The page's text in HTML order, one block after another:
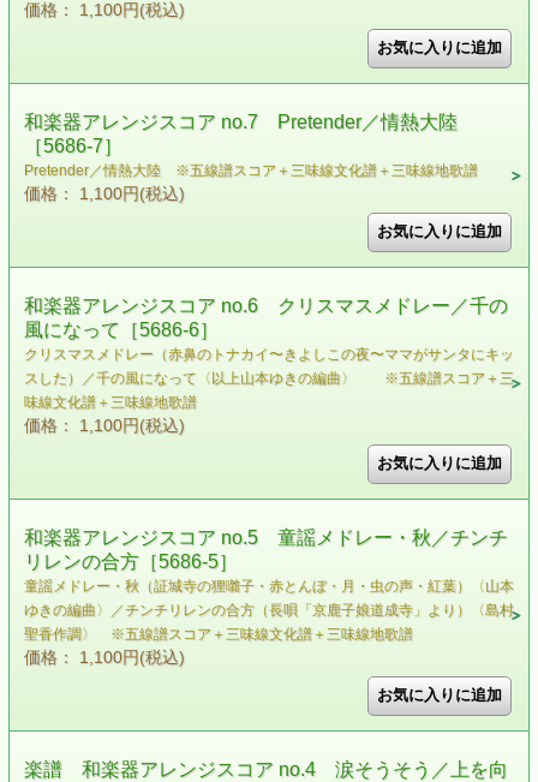
価格： 1,100円(税込)
和楽器アレンジスコア no.7 Pretender／情熱大陸
［5686-7］
Pretender／情熱大陸 ※五線譜スコア＋三味線文化譜＋三味線地歌譜
価格： 1,100円(税込)
和楽器アレンジスコア no.6 クリスマスメドレー／千の
風になって［5686-6］
クリスマスメドレー（赤鼻のトナカイ〜きよしこの夜〜ママがサンタにキッ
スした）／千の風になって〈以上山本ゆきの編曲〉 ※五線譜スコア＋三
味線文化譜＋三味線地歌譜
価格： 1,100円(税込)
和楽器アレンジスコア no.5 童謡メドレー・秋／チンチ
リレンの合方［5686-5］
童謡メドレー・秋（証城寺の狸囃子・赤とんぼ・月・虫の声・紅葉）〈山本
ゆきの編曲〉／チンチリレンの合方（長唄「京鹿子娘道成寺」より）〈島村
聖香作調〉 ※五線譜スコア＋三味線文化譜＋三味線地歌譜
価格： 1,100円(税込)
楽譜 和楽器アレンジスコア no.4 涙そうそう／上を向